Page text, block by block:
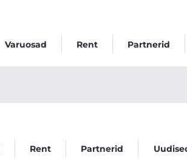
Varuosad Rent Partnerid
Rent Partnerid